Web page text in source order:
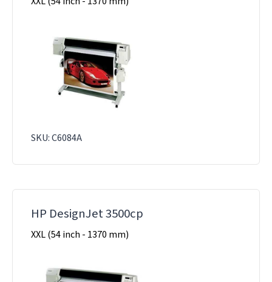
SKU: C6084A
HP DesignJet 3500cp
XXL (54 inch - 1370 mm)